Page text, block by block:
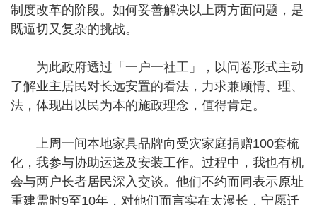
制度改革的阶段。如何妥善解决以上两方面问题，是
既逼切又复杂的挑战。
为此政府透过「一户一社工」，以问卷形式主动
了解业主居民对长远安置的看法，力求兼顾情、理、
法，体现出以民为本的施政理念，值得肯定。
上周一间本地家具品牌向受灾家庭捐赠100套梳
化，我参与协助运送及安装工作。过程中，我也有机
会与两户长者居民深入交谈。他们不约而同表示原址
重建需时9至10年，对他们而言实在太漫长，宁愿迁